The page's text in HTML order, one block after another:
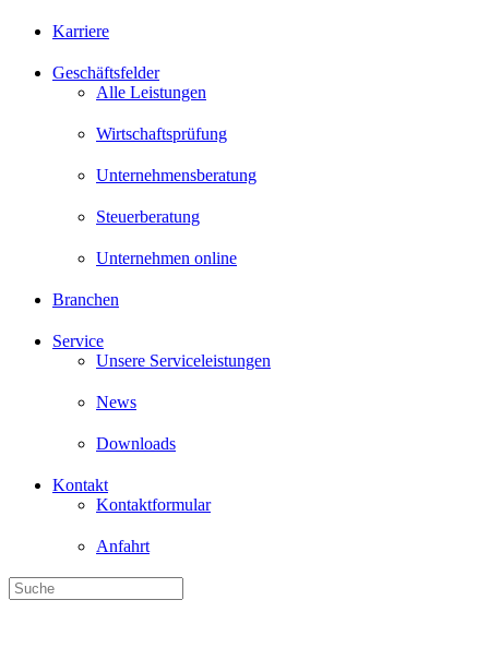
Karriere
Geschäftsfelder
Alle Leistungen
Wirtschaftsprüfung
Unternehmensberatung
Steuerberatung
Unternehmen online
Branchen
Service
Unsere Serviceleistungen
News
Downloads
Kontakt
Kontaktformular
Anfahrt